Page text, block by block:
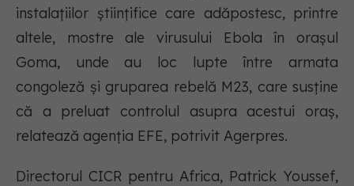
instalaţiilor ştiinţifice care adăpostesc, printre
altele, mostre ale virusului Ebola în oraşul
Goma, unde au loc lupte între armata
congoleză şi gruparea rebelă M23, care susţine
că a preluat controlul asupra acestui oraş,
relatează agenţia EFE, potrivit Agerpres.
Directorul CICR pentru Africa, Patrick Youssef,